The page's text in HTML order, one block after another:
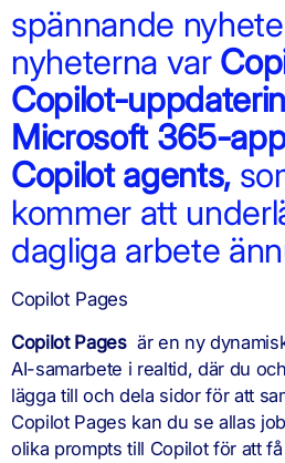
spännande
nyheterna var
Copilot-
Microsoft 365-
Copilot agents,
kommer att
dagliga arbete
Copilot Pages
Copilot Pages är en ny
AI-samarbete i realtid, där du
lägga till och dela sidor för att
Copilot Pages kan du se allas
olika prompts till Copilot för att